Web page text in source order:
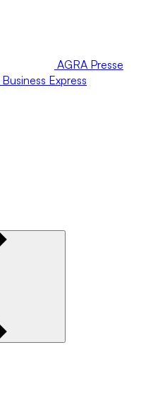
AGRA Presse
Business Express